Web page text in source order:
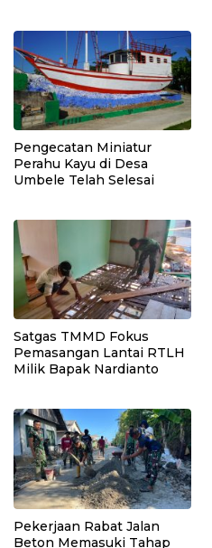
Pengecatan Miniatur
Perahu Kayu di Desa
Umbele Telah Selesai
Satgas TMMD Fokus
Pemasangan Lantai RTLH
Milik Bapak Nardianto
Pekerjaan Rabat Jalan
Beton Memasuki Tahap